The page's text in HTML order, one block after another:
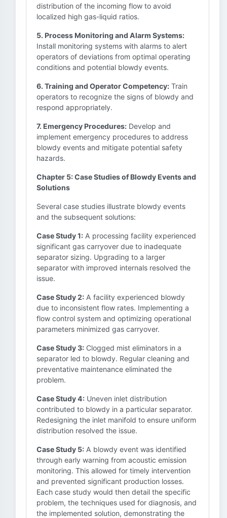
distribution of the incoming flow to avoid
localized high gas-liquid ratios.
5. Process Monitoring and Alarm Systems:
Install monitoring systems with alarms to alert
operators of deviations from optimal operating
conditions and potential blowdy events.
6. Training and Operator Competency: Train
operators to recognize the signs of blowdy and
respond appropriately.
7. Emergency Procedures: Develop and
implement emergency procedures to address
blowdy events and mitigate potential safety
hazards.
Chapter 5: Case Studies of Blowdy Events and
Solutions
Several case studies illustrate blowdy events
and the subsequent solutions:
Case Study 1: A processing facility experienced
significant gas carryover due to inadequate
separator sizing. Upgrading to a larger
separator with improved internals resolved the
issue.
Case Study 2: A facility experienced blowdy
due to inconsistent flow rates. Implementing a
flow control system and optimizing operational
parameters minimized gas carryover.
Case Study 3: Clogged mist eliminators in a
separator led to blowdy. Regular cleaning and
preventative maintenance eliminated the
problem.
Case Study 4: Uneven inlet distribution
contributed to blowdy in a particular separator.
Redesigning the inlet manifold to ensure uniform
distribution resolved the issue.
Case Study 5: A blowdy event was identified
through early warning from acoustic emission
monitoring. This allowed for timely intervention
and prevented significant production losses.
Each case study would then detail the specific
problem, the techniques used for diagnosis, and
the implemented solution, demonstrating the